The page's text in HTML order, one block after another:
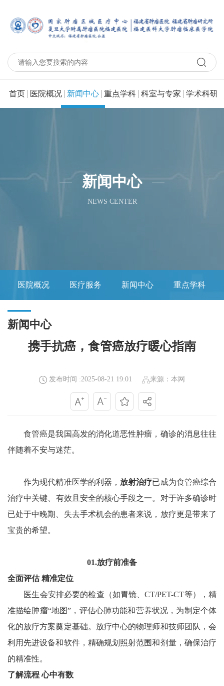
首页 | 医院概况 | 新闻中心 | 重点学科 | 科室与专家 | 学术科研
新闻中心
NEWS CENTER
医院概况 医疗服务 新闻中心 重点学科
新闻中心
携手抗癌，食管癌放疗暖心指南
发布时间 :2025-08-21 19:01 来源：本网
食管癌是我国高发的消化道恶性肿瘤，确诊的消息往往
伴随着不安与迷茫。
作为现代精准医学的利器， 放射治疗已成为食管癌综合
治疗中‌关键、有效且安全的核心手段之一‌。对于许多确诊时
已处于中晚期、失去手术机会的患者来说，放疗更是带来了
宝贵的希望。
01.放疗前准备
全面评估 精准定位
医生会安排必要的检查（如胃镜、CT/PET-CT等），精
准描绘肿瘤“地图”，评估心肺功能和营养状况，为制定个体
化的放疗方案奠定基础。‌放疗中心的物理师和技师团队，会
利用先进设备和软件，精确规划照射范围和剂量，确保治疗
的精准性。‌‌
了解流程 心中有数